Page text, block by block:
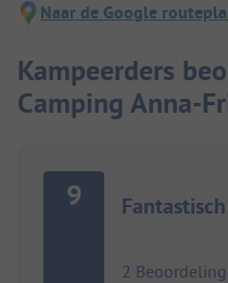
Naar de Google
Kampeerders
Camping Anna-
9 Fantastisch
2